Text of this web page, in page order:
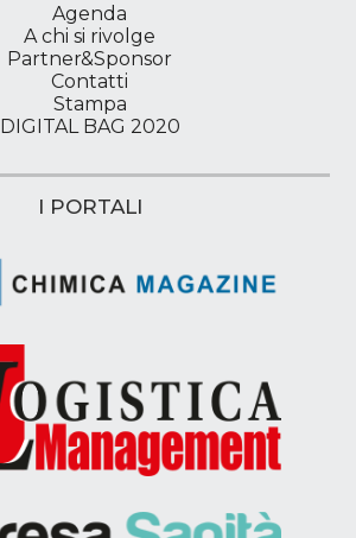
Agenda
A chi si rivolge
Partner&Sponsor
Contatti
Stampa
DIGITAL BAG 2020
I PORTALI